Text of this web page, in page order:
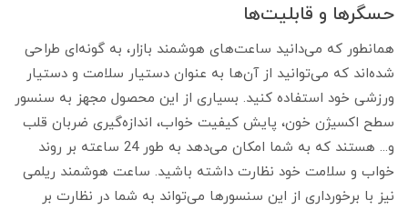
حسگرها و قابلیت‌ها
همانطور که می‌دانید ساعت‎‌های هوشمند بازار، به گونه‌ای طراحی
شده‌اند که می‌توانید از آن‌ها به عنوان دستیار سلامت و دستیار
ورزشی خود استفاده کنید. بسیاری از این محصول مجهز به سنسور
سطح اکسیژن خون، پایش کیفیت خواب، اندازه‌گیری ضربان قلب
و... هستند که به شما امکان می‌دهد به طور 24 ساعته بر روند
خواب و سلامت خود نظارت داشته باشید. ساعت هوشمند ریلمی
نیز با برخورداری از این سنسورها می‌تواند به شما در نظارت بر